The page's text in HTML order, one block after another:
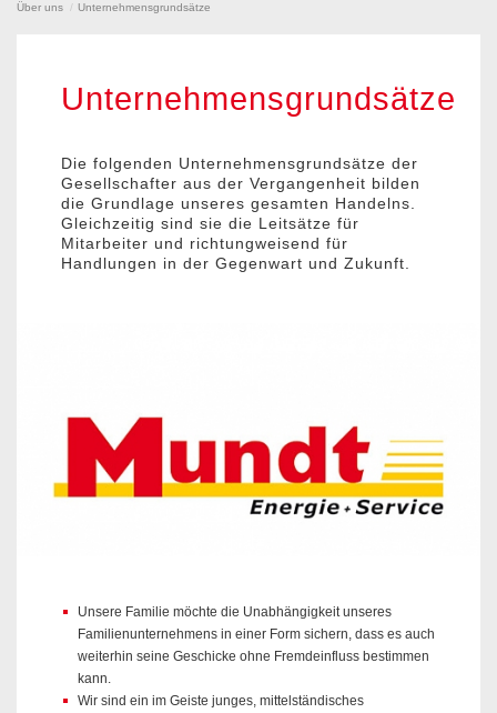
Über uns
Unternehmensgrundsätze
Unternehmensgrundsätze
Die folgenden Unternehmensgrundsätze der
Gesellschafter aus der Vergangenheit bilden
die Grundlage unseres gesamten Handelns.
Gleichzeitig sind sie die Leitsätze für
Mitarbeiter und richtungweisend für
Handlungen in der Gegenwart und Zukunft.
Unsere Familie möchte die Unabhängigkeit unseres
Familienunternehmens in einer Form sichern, dass es auch
weiterhin seine Geschicke ohne Fremdeinfluss bestimmen
kann.
Wir sind ein im Geiste junges, mittelständisches